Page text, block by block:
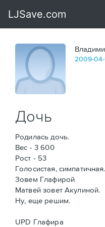
2009-04-
Дочь
Родилась дочь.
Вес - 3 600
Рост - 53
Голосистая, симпатичная.
Зовем Глафирой
Матвей зовет Акулиной.
Ну, еще решим.
UPD Глафира